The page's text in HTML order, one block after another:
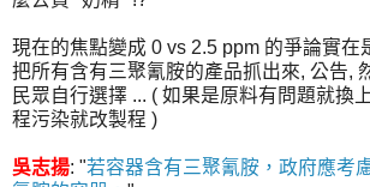
現在的焦點變成 0 vs 2.5 ppm 的爭論實在
把所有含有三聚氰胺的產品抓出來, 公告,
民眾自行選擇 ... ( 如果是原料有問題就換
程污染就改製程 )
吳志揚: "若容器含有三聚氰胺，政府應考